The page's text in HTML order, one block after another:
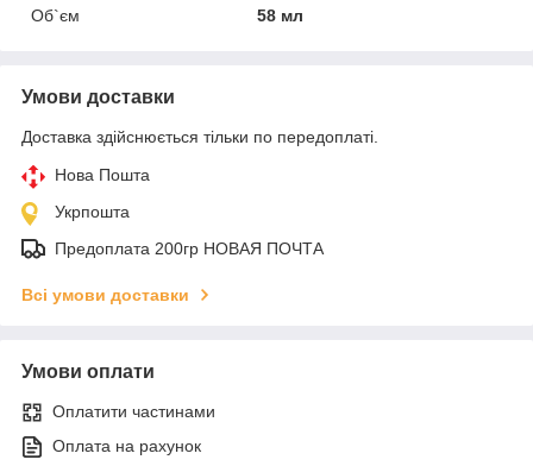
Об`єм
58 мл
Умови доставки
Доставка здійснюється тільки по передоплаті.
Нова Пошта
Укрпошта
Предоплата 200гр НОВАЯ ПОЧТА
Всі умови доставки
Умови оплати
Оплатити частинами
Оплата на рахунок